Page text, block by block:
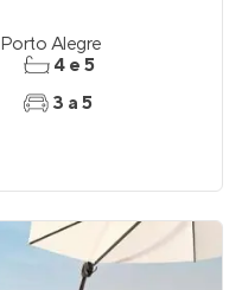
Porto Alegre
4 e 5
3 a 5